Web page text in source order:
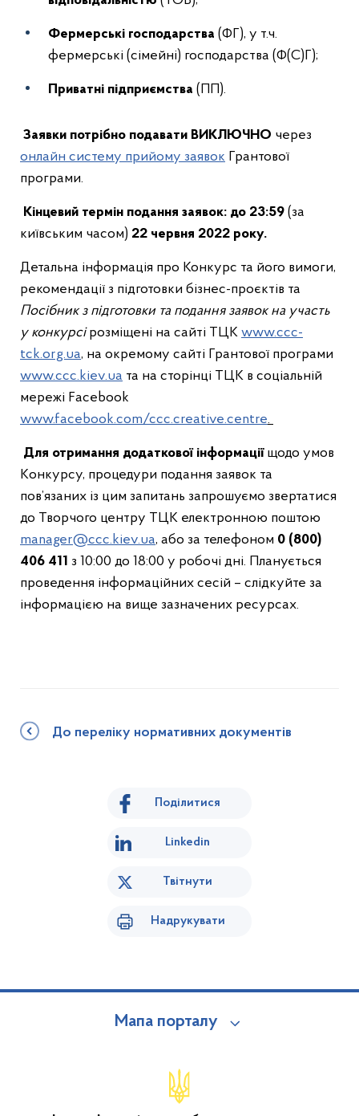
Фермерські господарства (ФГ), у т.ч.
фермерські (сімейні) господарства (Ф(С)Г);
Приватні підприємства (ПП).
Заявки потрібно подавати ВИКЛЮЧНО через
онлайн систему прийому заявок Грантової
програми.
Кінцевий термін подання заявок: до 23:59 (за
київським часом) 22 червня 2022 року.
Детальна інформація про Конкурс та його вимоги,
рекомендації з підготовки бізнес-проєктів та
Посібник з підготовки та подання заявок на участь
у конкурсірозміщені на сайті ТЦК www.ccc-
tck.org.ua, на окремому сайті Грантової програми
www.ccc.kiev.ua та на сторінці ТЦК в соціальній
мережі Facebook
www.facebook.com/ccc.creative.centre.
Для отримання додаткової інформації щодо умов
Kонкурсу, процедури подання заявок та
пов’язаних із цим запитань запрошуємо звертатися
до Творчого центру ТЦК електронною поштою
manager@ccc.kiev.ua, або за телефоном 0 (800)
406 411 з 10:00 до 18:00 у робочі дні. Планується
проведення інформаційних сесій – слідкуйте за
інформацією на вище зазначених ресурсах.
До переліку нормативних документів
Поділитися
Linkedin
Твітнути
Надрукувати
Мапа порталу